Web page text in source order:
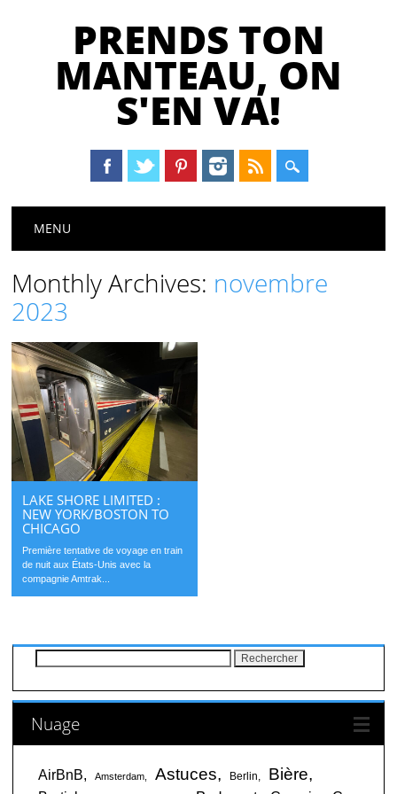
PRENDS TON
MANTEAU, ON
S'EN VA!
Main menu
MENU
Monthly Archives: novembre
2023
LAKE SHORE LIMITED :
NEW YORK/BOSTON TO
CHICAGO
Première tentative de voyage en train
de nuit aux États-Unis avec la
compagnie Amtrak...
Nuage
AirBnB Amsterdam Astuces Berlin Bière